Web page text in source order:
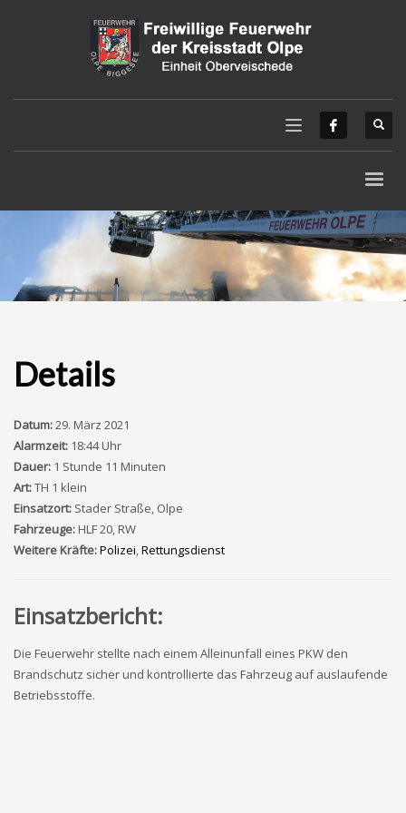
Details
Datum:29. März 2021
Alarmzeit: 18:44 Uhr
Dauer: 1 Stunde 11 Minuten
Art:TH 1 klein
Einsatzort: Stader Straße, Olpe
Fahrzeuge:HLF 20, RW
Weitere Kräfte:Polizei,Rettungsdienst
Einsatzbericht:
Die Feuerwehr stellte nach einem Alleinunfall eines PKW den
Brandschutz sicher und kontrollierte das Fahrzeug auf auslaufende
Betriebsstoffe.